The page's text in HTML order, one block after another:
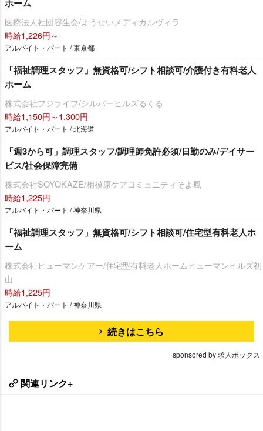
ホーム
医療法人社団容生会/ようせいメディカルヴィラ
時給1,226円～
アルバイト・パート / 東京都
「福祉調理スタッフ」無資格可/シフト相談可/介護付き有料老人
ホーム
株式会社フジライフ/シルバーヒルズるくる
時給1,150円～1,300円
アルバイト・パート / 北海道
「週3から可」調理スタッフ/調理師免許必須/日勤のみ/デイサー
ビス/社会保障完備
株式会社SOYOKAZE/相模原ケアコミュニティそよ風
時給1,225円
アルバイト・パート / 神奈川県
「福祉調理スタッフ」無資格可/シフト相談可/住宅型有料老人ホ
ーム
株式会社ヒューマンケアー/住宅型有料老人ホームヒューマンヒルズ初
山
時給1,225円
アルバイト・パート / 神奈川県
続きはこちら
sponsored by 求人ボックス
関連リンク+